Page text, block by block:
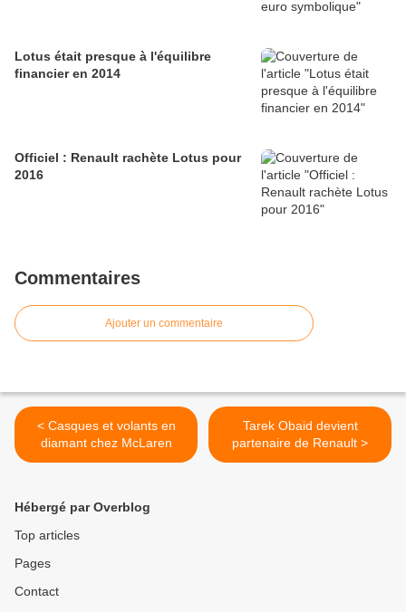
Lotus était presque à l'équilibre
financier en 2014
Officiel : Renault rachète Lotus pour
2016
Commentaires
Ajouter un commentaire
< Casques et volants en
diamant chez McLaren
Tarek Obaid devient
partenaire de Renault >
Hébergé par Overblog
Top articles
Pages
Contact